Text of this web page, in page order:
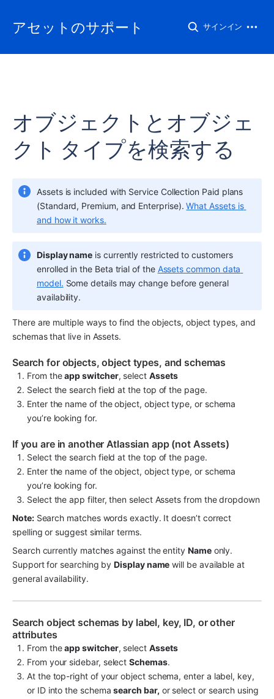
アセットのサポート サインイン
オブジェクトとオブジェ
クト タイプを検索する
Assets is included with Service Collection Paid plans
(Standard, Premium, and Enterprise). What Assets is
and how it works.
Display name is currently restricted to customers
enrolled in the Beta trial of the Assets common data
model. Some details may change before general
availability.
There are multiple ways to find the objects, object types, and
schemas that live in Assets.
Search for objects, object types, and schemas
From the app switcher, select Assets
Select the search field at the top of the page.
Enter the name of the object, object type, or schema
you’re looking for.
If you are in another Atlassian app (not Assets)
Select the search field at the top of the page.
Enter the name of the object, object type, or schema
you’re looking for.
Select the app filter, then select Assets from the dropdown
Note: Search matches words exactly. It doesn’t correct
spelling or suggest similar terms.
Search currently matches against the entity Name only.
Support for searching by Display name will be available at
general availability.
Search object schemas by label, key, ID, or other
attributes
From the app switcher, select Assets
From your sidebar, select Schemas.
At the top-right of your object schema, enter a label, key,
or ID into the schema search bar, or select or search using